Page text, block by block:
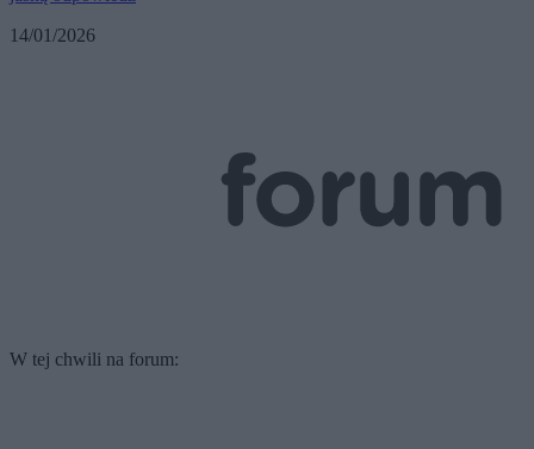
14/01/2026
W tej chwili na forum: